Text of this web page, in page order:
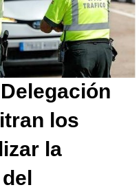
los
la